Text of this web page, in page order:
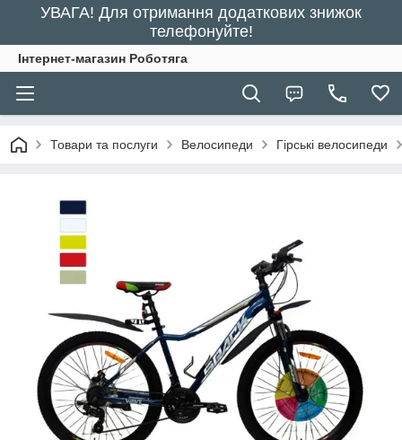
УВАГА! Для отримання додаткових знижок
телефонуйте!
Інтернет-магазин Роботяга
Товари та послуги Велосипеди Гірські велосипеди